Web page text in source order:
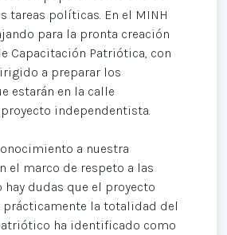
tareas políticas. En el MINH
para la pronta creación
Capacitación Patriótica, con
a preparar los
estarán en la calle
independentista.
a nuestra
el marco de respeto a las
hay dudas que el proyecto
prácticamente la totalidad del
ha identificado como